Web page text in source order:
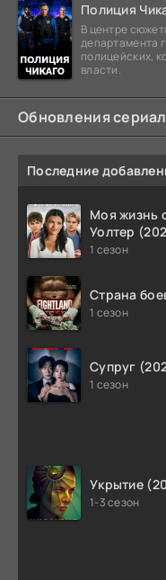
Полиция
В центре
департамента
полицейских,
власти.
Обновления
Последние
Моя жизнь
Уолтер
1 сезон
Страна
1 сезон
Супруг
1 сезон
Укрытие
1-3 сезон